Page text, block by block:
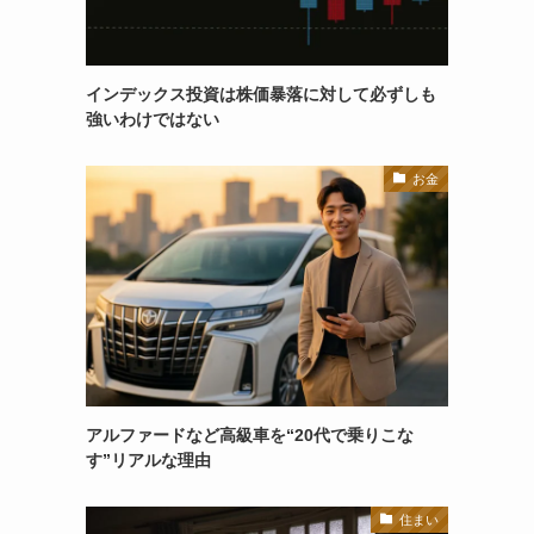
インデックス投資は株価暴落に対して必ずしも
強いわけではない
お金
アルファードなど高級車を“20代で乗りこな
す”リアルな理由
住まい